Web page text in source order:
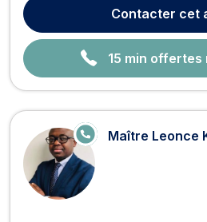
spécialement, les entreprises en
(conciliation, mandat ad’ hoc, sauv...
Contacter cet
15 min offertes
Maître Leonce
E
N
G
N
E